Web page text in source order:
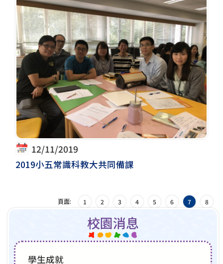
12/11/2019
2019小五常識科教大共同備課
頁面: 1 2 3 4 5 6 7 8
校園消息
學生成就